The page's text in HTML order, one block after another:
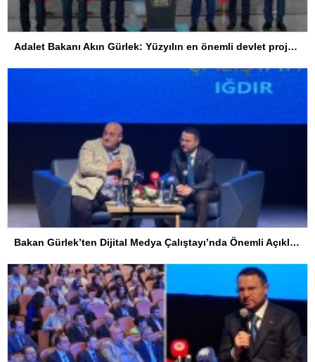
Adalet Bakanı Akın Gürlek: Yüzyılın en önemli devlet projesi
Bakan Gürlek’ten Dijital Medya Çalıştayı’nda Önemli Açıklamalar